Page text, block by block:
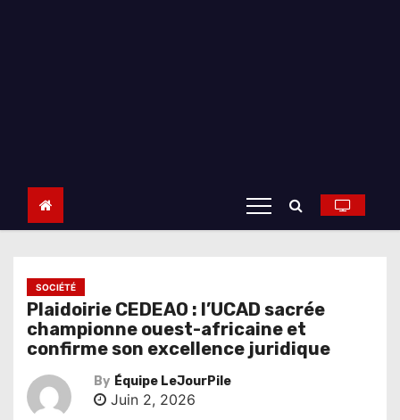
SOCIÉTÉ
Plaidoirie CEDEAO : l’UCAD sacrée
championne ouest-africaine et
confirme son excellence juridique
By Équipe LeJourPile
Juin 2, 2026